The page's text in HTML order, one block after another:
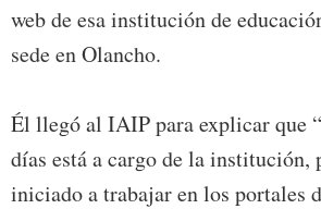
web de esa institución de
sede en Olancho.
Él llegó al IAIP para explicar que
días está a cargo de la institución,
iniciado a trabajar en los portales